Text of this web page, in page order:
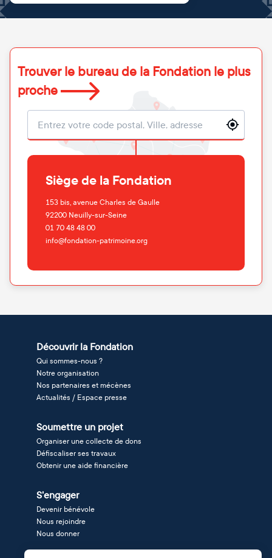
Trouver le bureau de la Fondation le plus
proche
Localisation
Siège de la Fondation
153 bis, avenue Charles de Gaulle
92200 Neuilly-sur-Seine
01 70 48 48 00
info@fondation-patrimoine.org
Découvrir la Fondation
Qui sommes-nous ?
Notre organisation
Nos partenaires et mécènes
Actualités / Espace presse
Soumettre un projet
Organiser une collecte de dons
Défiscaliser ses travaux
Obtenir une aide financière
S'engager
Devenir bénévole
Nous rejoindre
Nous donner